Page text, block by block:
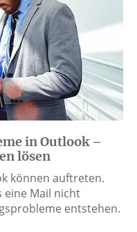
in Outlook –
lösen
können auftreten.
eine Mail nicht
entstehen.